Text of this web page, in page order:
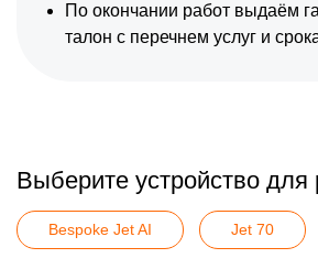
По окончании работ выдаём
талон с перечнем услуг и
Выберите устройство для
Bespoke Jet AI Jet 70